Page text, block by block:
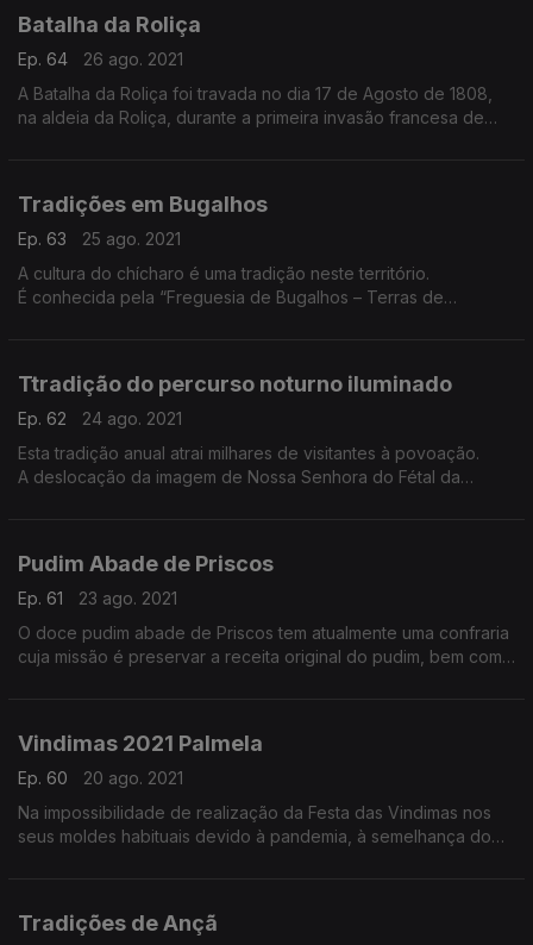
Batalha da Roliça
Ep. 64
26 ago. 2021
A Batalha da Roliça foi travada no dia 17 de Agosto de 1808,
na aldeia da Roliça, durante a primeira invasão francesa de
Tradições em Bugalhos
Ep. 63
25 ago. 2021
A cultura do chícharo é uma tradição neste território.
É conhecida pela “Freguesia de Bugalhos – Terras de
Ttradição do percurso noturno iluminado
Ep. 62
24 ago. 2021
Esta tradição anual atrai milhares de visitantes à povoação.
A deslocação da imagem de Nossa Senhora do Fétal da
Pudim Abade de Priscos
Ep. 61
23 ago. 2021
O doce pudim abade de Priscos tem atualmente uma confraria
cuja missão é preservar a receita original do pudim, bem como
Vindimas 2021 Palmela
Ep. 60
20 ago. 2021
Na impossibilidade de realização da Festa das Vindimas nos
seus moldes habituais devido à pandemia, à semelhança do
Tradições de Ançã